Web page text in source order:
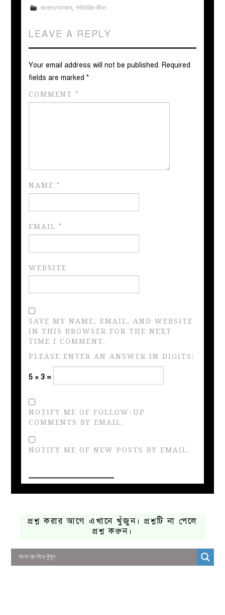
জাকাত/সাদকাহ, পারিবারিক জীবন
LEAVE A REPLY
Your email address will not be published. Required
fields are marked*
COMMENT*
NAME*
EMAIL*
WEBSITE
SAVE MY NAME, EMAIL, AND WEBSITE
IN THIS BROWSER FOR THE NEXT
TIME I COMMENT.
PLEASE ENTER AN ANSWER IN DIGITS:
5 × 3 =
NOTIFY ME OF FOLLOW-UP
COMMENTS BY EMAIL.
NOTIFY ME OF NEW POSTS BY EMAIL.
প্রশ্ন করার আগে এখানে খুঁজুন। প্রশ্নটি না পেলে
প্রশ্ন করুন।